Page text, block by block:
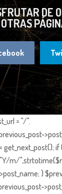
DE
= "/".
get_next_post();
m/
}